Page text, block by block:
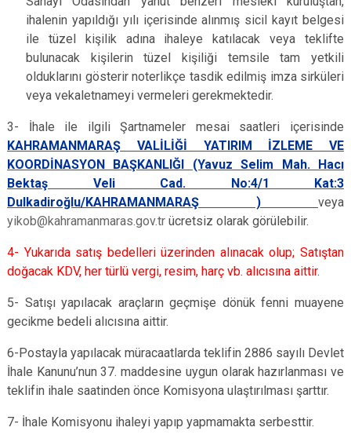
ihalenin yapıldığı yılı içerisinde alınmış sicil kayıt belgesi
ile tüzel kişilik adına ihaleye katılacak veya teklifte
bulunacak kişilerin tüzel kişiliği temsile tam yetkili
olduklarını gösterir noterlikçe tasdik edilmiş imza sirküleri
veya vekaletnameyi vermeleri gerekmektedir.
3- İhale ile ilgili Şartnameler mesai saatleri içerisinde
KAHRAMANMARAŞ VALİLİĞİ YATIRIM İZLEME VE
KOORDİNASYON BAŞKANLIĞI (Yavuz Selim Mah. Hacı
Bektaş Veli Cad. No:4/1 Kat:3
Dulkadiroğlu/KAHRAMANMARAŞ ) veya
yikob@kahramanmaras.gov.tr ücretsiz olarak görülebilir.
4- Yukarıda satış bedelleri üzerinden alınacak olup; Satıştan
doğacak KDV, her türlü vergi, resim, harç vb. alıcısına aittir.
5- Satışı yapılacak araçların geçmişe dönük fenni muayene
gecikme bedeli alıcısına aittir.
6-Postayla yapılacak müracaatlarda teklifin 2886 sayılı Devlet
İhale Kanunu’nun 37. maddesine uygun olarak hazırlanması ve
teklifin ihale saatinden önce Komisyona ulaştırılması şarttır.
7- İhale Komisyonu ihaleyi yapıp yapmamakta serbesttir.